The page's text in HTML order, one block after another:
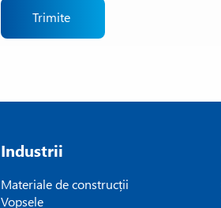
Trimite
Industrii
Materiale de construcții
Vopsele